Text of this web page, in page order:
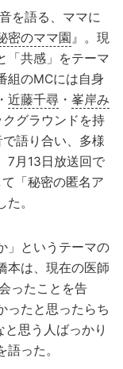
を語る、ママに
密のママ園』。現
「共感」をテーマ
組のMCには自身
・ 近藤千尋 ・ 峯岸み
グラウンドを持
語り合い、多様
7月13日放送回で
「秘密の匿名ア
。
」というテーマの
本は、現在の医師
ったことを告
ったと思ったらち
思う人ばっかり
った。